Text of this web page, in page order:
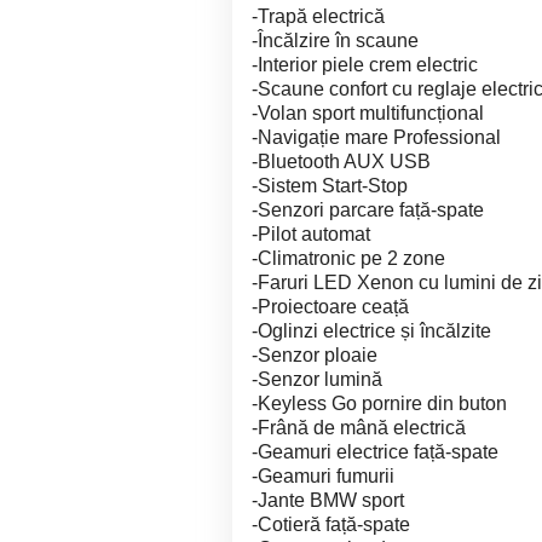
-Trapă electrică
-Încălzire în scaune
-Interior piele crem electric
-Scaune confort cu reglaje
-Volan sport multifuncțional
-Navigație mare Professional
-Bluetooth AUX USB
-Sistem Start-Stop
-Senzori parcare față-spate
-Pilot automat
-Climatronic pe 2 zone
-Faruri LED Xenon cu lumini de zi
-Proiectoare ceață
-Oglinzi electrice și încălzite
-Senzor ploaie
-Senzor lumină
-Keyless Go pornire din buton
-Frână de mână electrică
-Geamuri electrice față-spate
-Geamuri fumurii
-Jante BMW sport
-Cotieră față-spate